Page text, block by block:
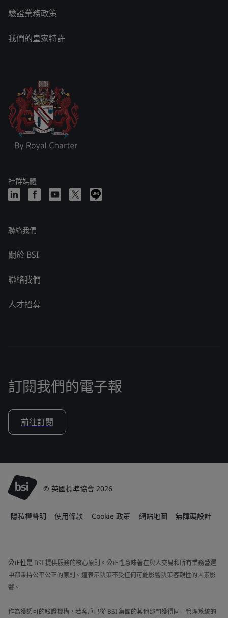
驗證業務政策
我們的皇家特許
社群媒體
聯絡我們
關於 BSI
聯絡我們
人才招募
訂閱我們的電子報
前往訂閱
© 英國標準協會 2026
隱私權聲明 使用條款 Cookie 政策 網站地圖 無障礙設計
公正性是 BSI 提供服務的核心原則。公正性意味著在與人交易和所有業務營運
中都秉持公平公正的原則。這表示決策不受任何可能影響決策客觀性的因素影
響。
作為獲認可的驗證機構，若客戶已從 BSI 集團的其他部門獲得同一管理系統的